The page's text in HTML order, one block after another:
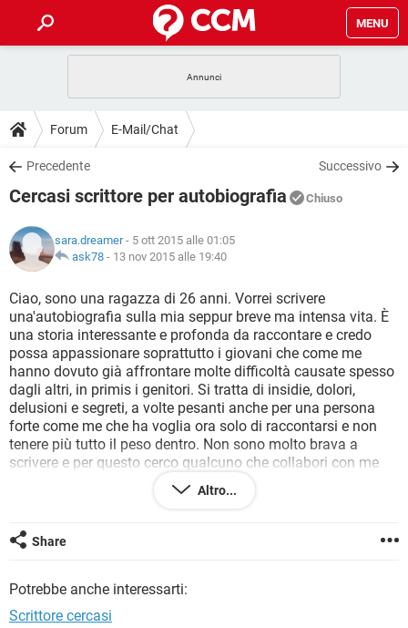
MENU
INTRATTENIMENTO
iOS
INSTAGRAM WHATSAPP
TIKTOK
HARDWARE
GUIDE
COVID-19
INSTAGRAM WHATSAPP
TIKTOK
HARDWARE
DOWNLOAD
COVID-19 GAMING
INTRATTENIMENTO
iOS WINDOWS 10
INSTAGRAM WHATSAPP
TIKTOK FACEBOOK
HARDWARE
COVID-19 GAMING
INTRATTENIMENTO
iOS WINDOWS 10
INSTAGRAM WHATSAPP
TIKTOK FACEBOOK
HARDWARE
GLOSSARIO
COVID-19 GAMING
INTRATTENIMENTO ANDROID
iOS WINDOWS 10
INSTAGRAM WHATSAPP
TIKTOK FACEBOOK
HARDWARE
Forum E-Mail/Chat
Precedente Successivo
Cercasi scrittore per autobiografia Chiuso
sara.dreamer- 5 ott 2015 alle 01:05
ask78 - 13 nov 2015 alle 19:40
Ciao, sono una ragazza di 26 anni. Vorrei scrivere
una'autobiografia sulla mia seppur breve ma intensa vita. È
una storia interessante e profonda da raccontare e credo
possa appassionare soprattutto i giovani che come me
hanno dovuto già affrontare molte difficoltà causate spesso
dagli altri, in primis i genitori. Si tratta di insidie, dolori,
delusioni e segreti, a volte pesanti anche per una persona
forte come me che ha voglia ora solo di raccontarsi e non
tenere più tutto il peso dentro. Non sono molto brava a
scrivere e per questo cerco qualcuno che collabori con me
per realizzate qualcosa di forte, bello, significativo e che
Altro...
Share
Potrebbe anche interessarti:
Scrittore cercasi